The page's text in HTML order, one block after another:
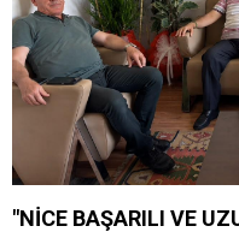
"NİCE BAŞARILI VE